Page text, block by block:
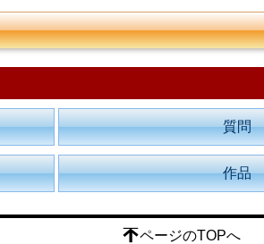
質問
作品
ページのTOPへ